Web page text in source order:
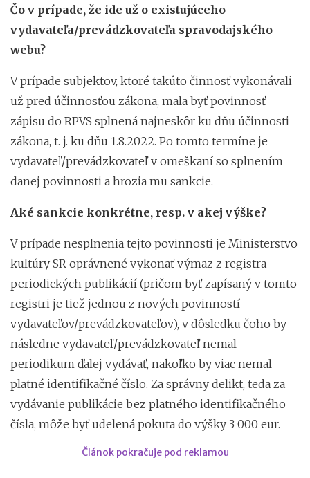
Čo v prípade, že ide už o existujúceho
vydavateľa/prevádzkovateľa spravodajského
webu?
V prípade subjektov, ktoré takúto činnosť vykonávali
už pred účinnosťou zákona, mala byť povinnosť
zápisu do RPVS splnená najneskôr ku dňu účinnosti
zákona, t. j. ku dňu 1.8.2022. Po tomto termíne je
vydavateľ/prevádzkovateľ v omeškaní so splnením
danej povinnosti a hrozia mu sankcie.
Aké sankcie konkrétne, resp. v akej výške?
V prípade nesplnenia tejto povinnosti je Ministerstvo
kultúry SR oprávnené vykonať výmaz z registra
periodických publikácií (pričom byť zapísaný v tomto
registri je tiež jednou z nových povinností
vydavateľov/prevádzkovateľov), v dôsledku čoho by
následne vydavateľ/prevádzkovateľ nemal
periodikum ďalej vydávať, nakoľko by viac nemal
platné identifikačné číslo. Za správny delikt, teda za
vydávanie publikácie bez platného identifikačného
čísla, môže byť udelená pokuta do výšky 3 000 eur.
Článok pokračuje pod reklamou